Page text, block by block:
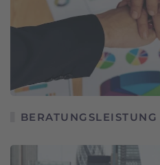
BERATUNGSLEISTUNG